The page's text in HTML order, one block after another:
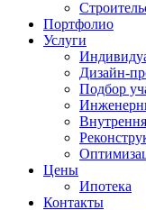
Портфолио
Услуги
Дизайн-
Подбор
Цены
Ипотека
Контакты